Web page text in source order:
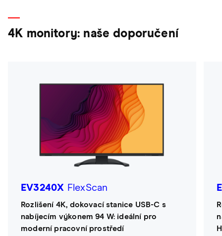
4K monitory: naše doporučení
EV3240X FlexScan
Rozlišení 4K, dokovací stanice USB-C s
nabíjecím výkonem 94 W: ideální pro
moderní pracovní prostředí